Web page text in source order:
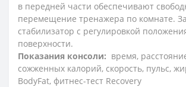
в передней части обеспечивают
перемещение тренажера по комнате.
стабилизатор с регулировкой
поверхности.
Показания консоли: время,
сожженных калорий, скорость, пульс,
BodyFat, фитнес-тест Recovery